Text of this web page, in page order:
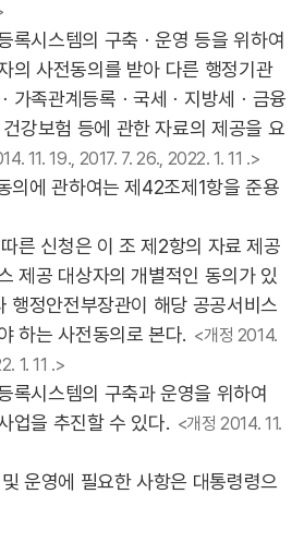
록시스템의 구축ㆍ운영 등을 위하여
의 사전동의를 받아 다른 행정기관
가족관계등록ㆍ국세ㆍ지방세ㆍ금융
건강보험 등에 관한 자료의 제공을 요
11. 19., 2017. 7. 26., 2022. 1. 11 .>
의에 관하여는 제42조제1항을 준용
른 신청은 이 조 제2항의 자료 제공
제공 대상자의 개별적인 동의가 있
행정안전부장관이 해당 공공서비스
하는 사전동의로 본다. <개정 2014.
1. 11 .>
록시스템의 구축과 운영을 위하여
업을 추진할 수 있다. <개정 2014. 11.
운영에 필요한 사항은 대통령령으